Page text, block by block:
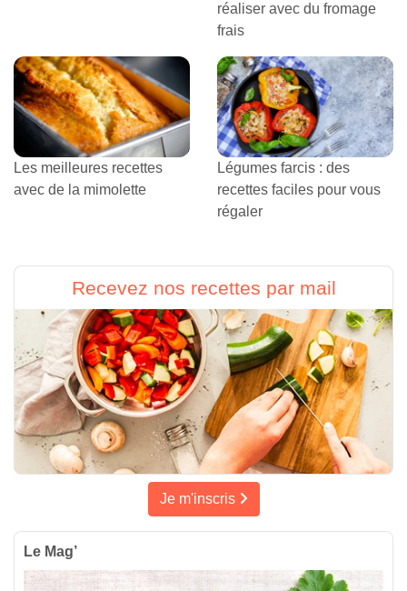
réaliser avec du fromage
frais
Les meilleures recettes
avec de la mimolette
Légumes farcis : des
recettes faciles pour vous
régaler
Recevez nos recettes par mail
Je m'inscris
Le Mag’